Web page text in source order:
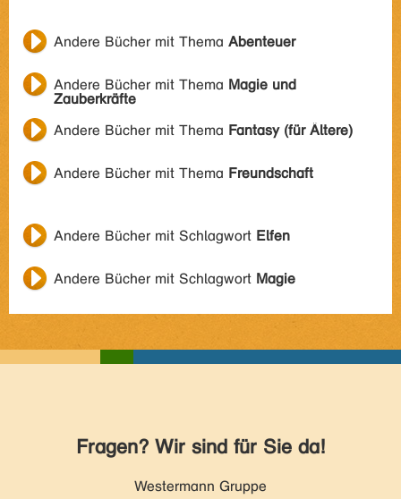
Andere Bücher mit Thema Abenteuer
Andere Bücher mit Thema Magie und
Zauberkräfte
Andere Bücher mit Thema Fantasy (für Ältere)
Andere Bücher mit Thema Freundschaft
Andere Bücher mit Schlagwort Elfen
Andere Bücher mit Schlagwort Magie